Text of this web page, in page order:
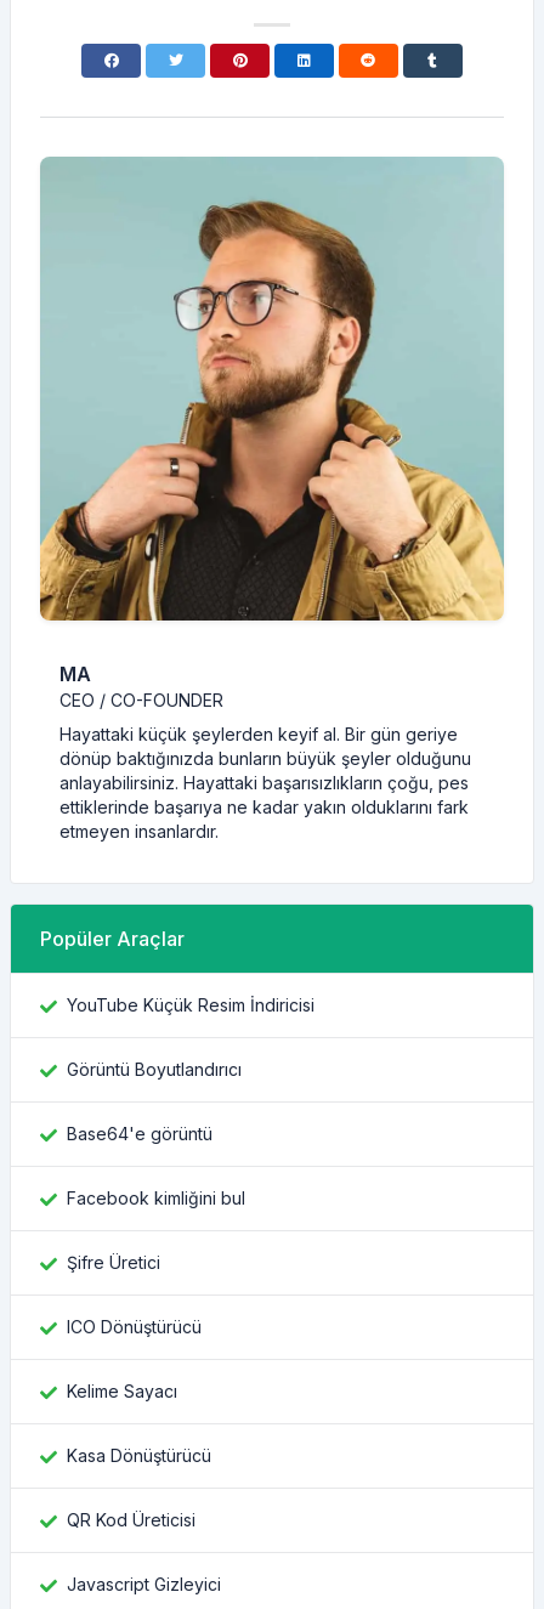
MA
CEO / CO-FOUNDER
Hayattaki küçük şeylerden keyif al. Bir gün geriye
dönüp baktığınızda bunların büyük şeyler olduğunu
anlayabilirsiniz. Hayattaki başarısızlıkların çoğu, pes
ettiklerinde başarıya ne kadar yakın olduklarını fark
etmeyen insanlardır.
Popüler Araçlar
YouTube Küçük Resim İndiricisi
Görüntü Boyutlandırıcı
Base64'e görüntü
Facebook kimliğini bul
Şifre Üretici
ICO Dönüştürücü
Kelime Sayacı
Kasa Dönüştürücü
QR Kod Üreticisi
Javascript Gizleyici